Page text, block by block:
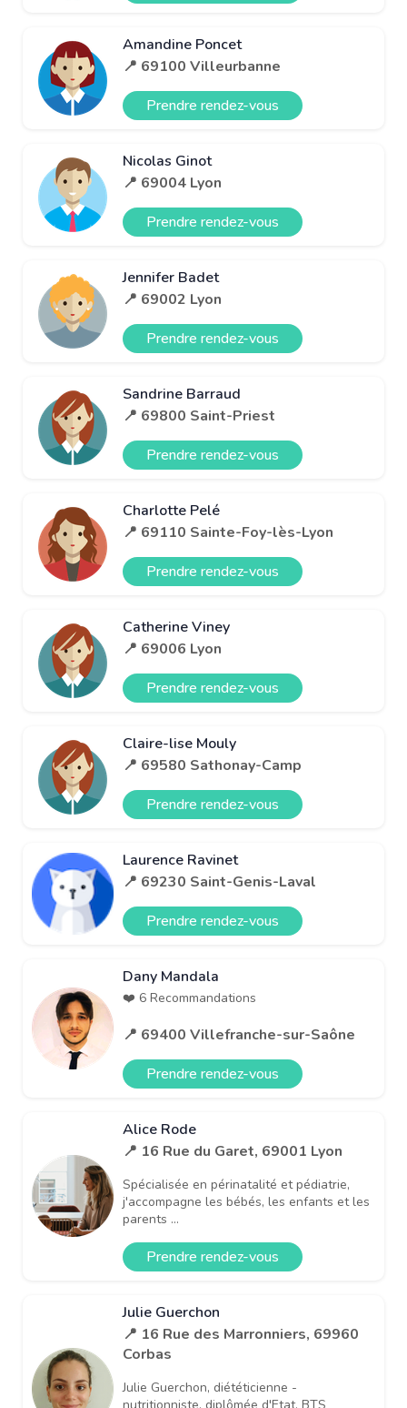
Amandine Poncet
📍 69100 Villeurbanne
Prendre rendez-vous
Nicolas Ginot
📍 69004 Lyon
Prendre rendez-vous
Jennifer Badet
📍 69002 Lyon
Prendre rendez-vous
Sandrine Barraud
📍 69800 Saint-Priest
Prendre rendez-vous
Charlotte Pelé
📍 69110 Sainte-Foy-lès-Lyon
Prendre rendez-vous
Catherine Viney
📍 69006 Lyon
Prendre rendez-vous
Claire-lise Mouly
📍 69580 Sathonay-Camp
Prendre rendez-vous
Laurence Ravinet
📍 69230 Saint-Genis-Laval
Prendre rendez-vous
Dany Mandala
❤️ 6 Recommandations
📍 69400 Villefranche-sur-Saône
Prendre rendez-vous
Alice Rode
📍 16 Rue du Garet, 69001 Lyon
Spécialisée en périnatalité et pédiatrie,
j'accompagne les bébés, les enfants et les
parents ...
Prendre rendez-vous
Julie Guerchon
📍 16 Rue des Marronniers, 69960
Corbas
Julie Guerchon, diététicienne -
nutritionniste, diplômée d'Etat. BTS